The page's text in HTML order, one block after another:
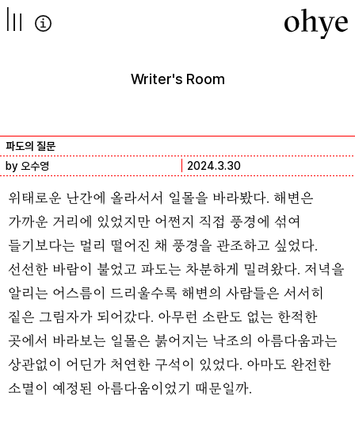
컨텐츠로
넘어가기
Writer's Room
파도의 질문
by 오수영
2024.3.30
위태로운 난간에 올라서서 일몰을 바라봤다. 해변은
가까운 거리에 있었지만 어쩐지 직접 풍경에 섞여
들기보다는 멀리 떨어진 채 풍경을 관조하고 싶었다.
선선한 바람이 불었고 파도는 차분하게 밀려왔다. 저녁을
알리는 어스름이 드리울수록 해변의 사람들은 서서히
짙은 그림자가 되어갔다. 아무런 소란도 없는 한적한
곳에서 바라보는 일몰은 붉어지는 낙조의 아름다움과는
상관없이 어딘가 처연한 구석이 있었다. 아마도 완전한
소멸이 예정된 아름다움이었기 때문일까.